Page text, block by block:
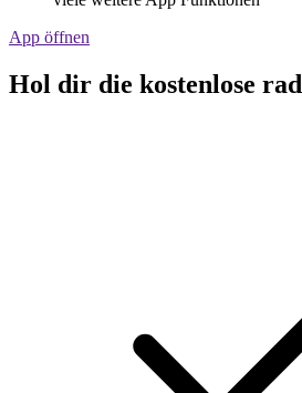
App öffnen
Hol dir die kostenlose